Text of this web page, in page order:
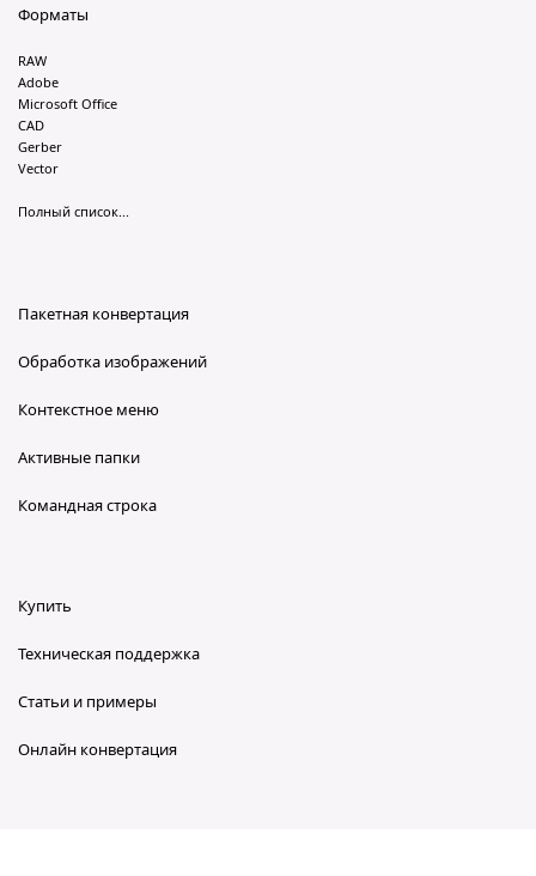
Форматы
RAW
Adobe
Microsoft Office
CAD
Gerber
Vector
Полный список...
Пакетная конвертация
Обработка изображений
Контекстное меню
Активные папки
Командная строка
Купить
Техническая поддержка
Статьи и примеры
Онлайн конвертация